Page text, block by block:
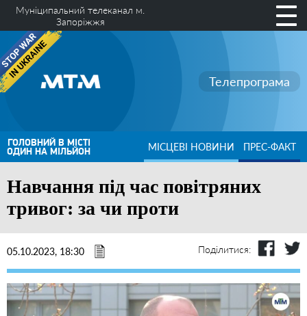
Муніципальний телеканал м.
Запоріжжя
Телепрограма
ГОЛОВНИЙ В МІСТІ
ОДИН НА МІЛЬЙОН МІСЦЕВІ НОВИНИ ПРЕС-ФАКТ
Навчання під час повітряних
тривог: за чи проти
05.10.2023, 18:30 Поділитися: